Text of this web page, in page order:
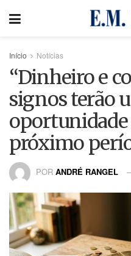
Início Notícias
“Dinheiro e
signos terão
próximo
POR ANDRÉ RANGEL